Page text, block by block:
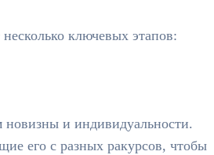
ключевых этапов:
новизны и индивидуальности.
его с разных ракурсов, чтобы